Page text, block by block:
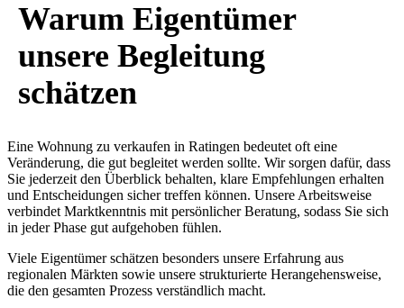
Warum Eigentümer
unsere Begleitung
schätzen
Eine Wohnung zu verkaufen in Ratingen bedeutet oft eine
Veränderung, die gut begleitet werden sollte. Wir sorgen dafür, dass
Sie jederzeit den Überblick behalten, klare Empfehlungen erhalten
und Entscheidungen sicher treffen können. Unsere Arbeitsweise
verbindet Marktkenntnis mit persönlicher Beratung, sodass Sie sich
in jeder Phase gut aufgehoben fühlen.
Viele Eigentümer schätzen besonders unsere Erfahrung aus
regionalen Märkten sowie unsere strukturierte Herangehensweise,
die den gesamten Prozess verständlich macht.